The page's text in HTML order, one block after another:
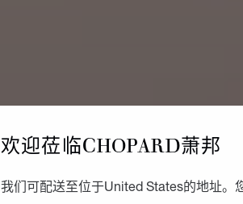
欢迎莅临CHOPARD萧邦
我们可配送至位于United States的地址。